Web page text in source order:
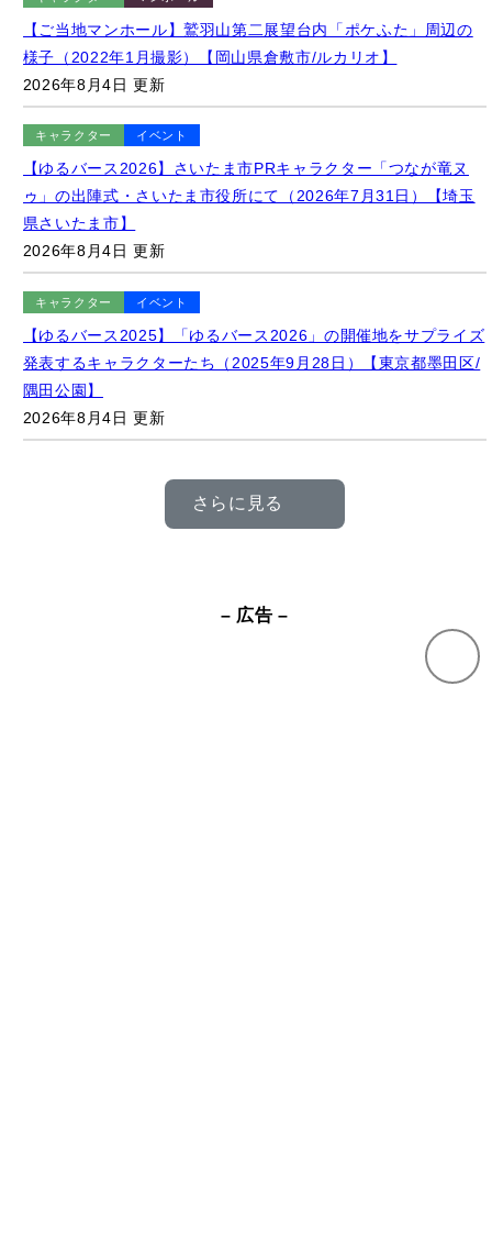
キャラクター イベント
【ゆるバース2026】さいたま市PRキャラクター「つなが竜ヌ
県さいたま市】
キャラクター イベント
【ゆるバース2025】「ゆるバース2026」の開催地をサプライズ
発表するキャラクターたち（2025年9月28日）【東京都墨田区/
隅田公園】